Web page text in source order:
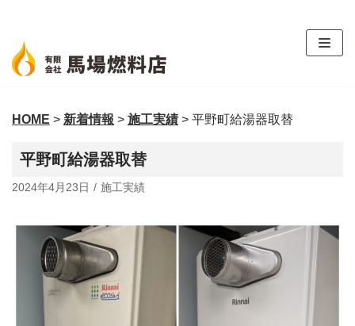
ン
テ
ン
へ
キ
ッ
HOME > 新着情報 > 施工実績 > 平野町給湯器取替
平野町給湯器取替
2024年4月23日 施工実績